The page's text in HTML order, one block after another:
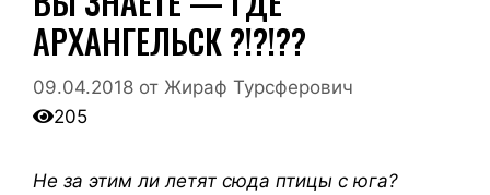
АРХАНГЕЛЬСК ?!?!??
09.04.2018 от Жираф Турсферович
205
Не за этим ли летят сюда птицы с юга?